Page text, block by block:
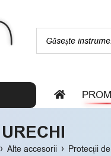
› Alte accesorii › Protecții